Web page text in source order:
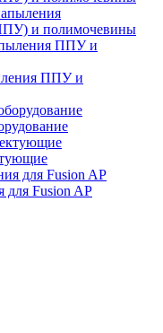
и полимочевины
ППУ и
Fusion AP